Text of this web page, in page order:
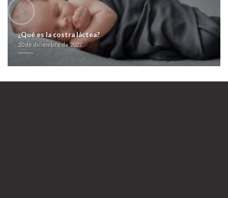
¿Qué es la costra láctea?
20 de diciembre de 2022